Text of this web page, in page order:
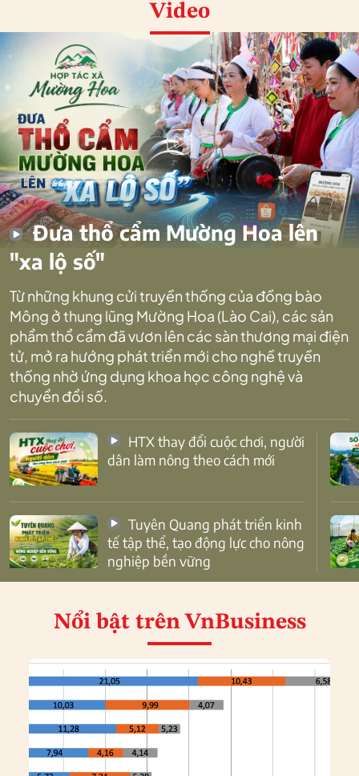
Video
Đưa thổ cẩm Mường Hoa lên
"xa lộ số"
Từ những khung cửi truyền thống của đồng bào
Mông ở thung lũng Mường Hoa (Lào Cai), các sản
phẩm thổ cẩm đã vươn lên các sàn thương mại điện
tử, mở ra hướng phát triển mới cho nghề truyền
thống nhờ ứng dụng khoa học công nghệ và
chuyển đổi số.
dân làm nông theo cách mới
tế tập thể, tạo động lực cho nông
nghiệp bền vững
Nổi bật trên VnBusiness